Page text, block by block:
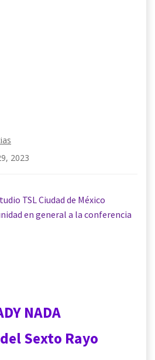
2023
TSL Ciudad de México
en general a la conferencia
NADA
Sexto Rayo